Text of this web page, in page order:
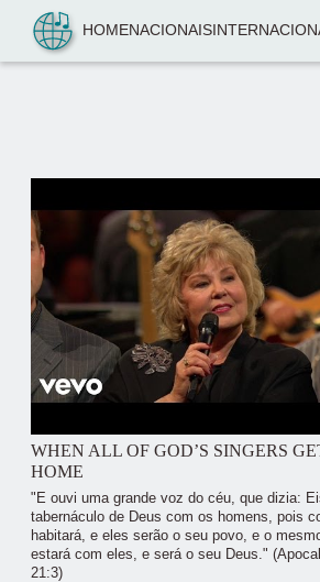
Pular para o conteúdo
HOMENACIONAIS
WHEN ALL OF GOD’S SINGERS
HOME
"E ouvi uma grande voz do céu, que dizia:
tabernáculo de Deus com os homens, pois
habitará, e eles serão o seu povo, e o
estará com eles, e será o seu Deus."
21:3)